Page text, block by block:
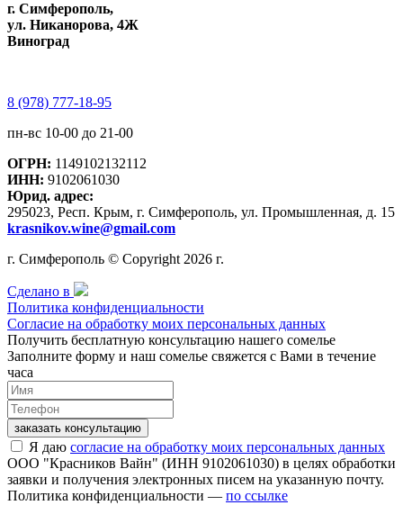
г. Симферополь,
ул. Никанорова, 4Ж
Виноград
8 (978) 777-18-95
пн-вс 10-00 до 21-00
ОГРН: 1149102132112
ИНН: 9102061030
Юрид. адрес:
295023, Респ. Крым, г. Симферополь, ул. Промышленная, д. 15
krasnikov.wine@gmail.com
г. Симферополь © Copyright 2026 г.
Сделано в
Политика конфиденциальности
Согласие на обработку моих персональных данных
Получить бесплатную консультацию нашего сомелье
Заполните форму и наш сомелье свяжется с Вами в течение
часа
заказать консультацию
Я даю согласие на обработку моих персональных данных
ООО "Красников Вайн" (ИНН 9102061030) в целях обработки
заявки и получения электронных писем на указанную почту.
Политика конфиденциальности — по ссылке